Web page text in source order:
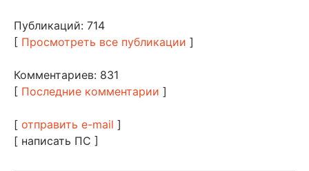
Публикаций: 714
[ Просмотреть все публикации ]
Комментариев: 831
[ Последние комментарии ]
[ отправить e-mail ]
[ написать ПС ]